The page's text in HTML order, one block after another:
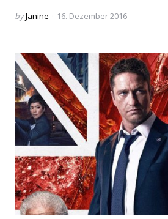
Posted
byJanine 16. Dezember 2016